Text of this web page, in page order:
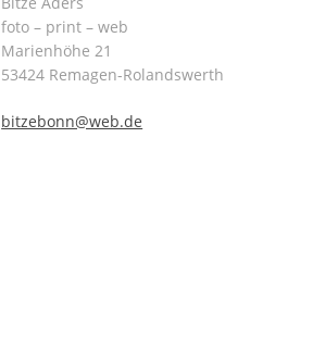
foto – print – web
Marienhöhe 21
53424 Remagen-Rolandswerth
bitzebonn@web.de